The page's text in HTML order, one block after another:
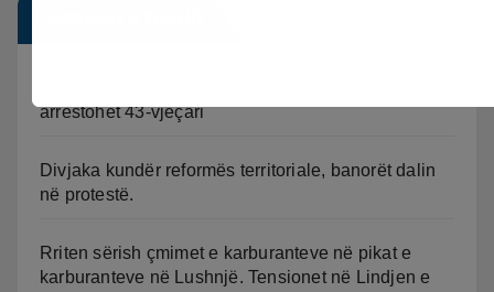
arrestohet 43-vjeçari
Divjaka kundër reformës territoriale, banorët dalin
në protestë.
Rriten sërish çmimet e karburanteve në pikat e
karburanteve në Lushnjë. Tensionet në Lindjen e